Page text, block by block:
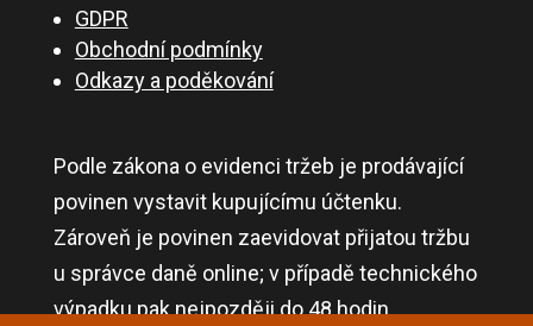
GDPR
Obchodní podmínky
Odkazy a poděkování
Podle zákona o evidenci tržeb je prodávající
povinen vystavit kupujícímu účtenku.
Zároveň je povinen zaevidovat přijatou tržbu
u správce daně online; v případě technického
výpadku pak nejpozději do 48 hodin.